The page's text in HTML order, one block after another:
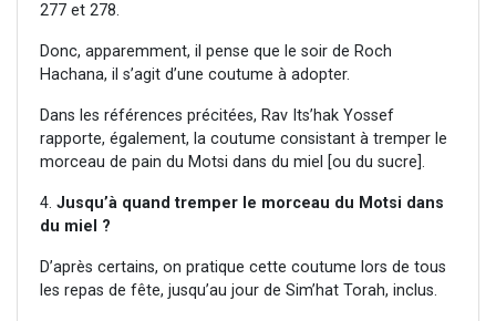
277 et 278.
Donc, apparemment, il pense que le soir de Roch
Hachana, il s’agit d’une coutume à adopter.
Dans les références précitées, Rav Its’hak Yossef
rapporte, également, la coutume consistant à tremper le
morceau de pain du Motsi dans du miel [ou du sucre].
4. Jusqu’à quand tremper le morceau du Motsi dans
du miel ?
D’après certains, on pratique cette coutume lors de tous
les repas de fête, jusqu’au jour de Sim’hat Torah, inclus.